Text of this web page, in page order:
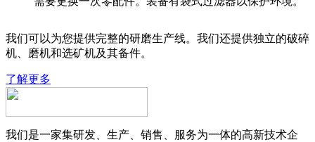
我们可以为您提供完整的研磨生产线。我们还提供独立的破碎
机、磨机和选矿机及其备件。
了解更多
我们是一家集研发、生产、销售、服务为一体的高新技术企